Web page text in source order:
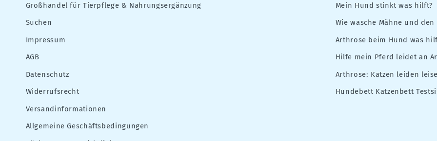
Großhandel für Tierpflege & Nahrungsergänzung
Suchen
Impressum
AGB
Datenschutz
Widerrufsrecht
Versandinformationen
Allgemeine Geschäftsbedingungen
Mein Hund stinkt was hilft?
Wie wasche Mähne und
Arthrose beim Hund was
Hilfe mein Pferd leidet an
Arthrose: Katzen leiden leise
Hundebett Katzenbett